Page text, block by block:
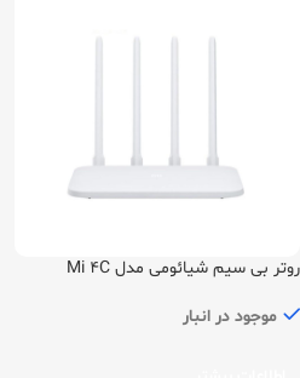
روتر بی سیم شیائومی مدل Mi 4C
موجود در انبار